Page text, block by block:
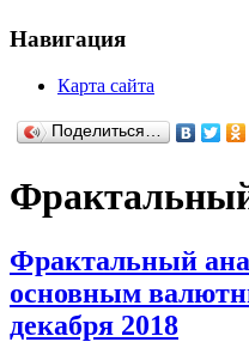
Навигация
Карта сайта
Поделиться…
Фрактальный
основным
декабря 2018